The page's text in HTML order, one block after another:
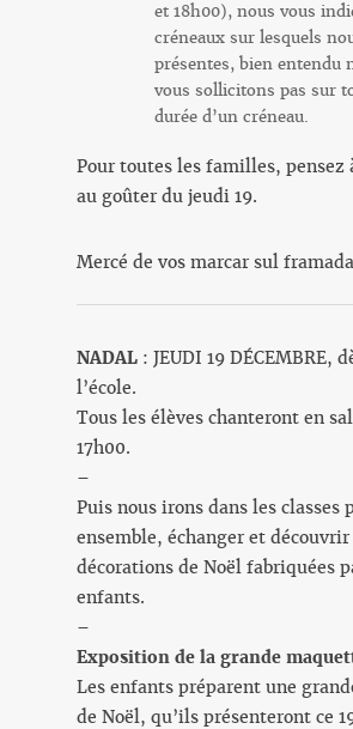
et 18h00), nous vous
créneaux sur lesquels
présentes, bien entendu
vous sollicitons pas sur
durée d’un créneau.
Pour toutes les familles, pensez
au goûter du jeudi 19.
Mercé de vos marcar sul
NADAL : JEUDI 19 DÉCEMBRE,
l’école.
Tous les élèves chanteront en
17h00.
–
Puis nous irons dans les classes
ensemble, échanger et découvrir
décorations de Noël fabriquées
enfants.
–
Exposition de la grande
Les enfants préparent une
de Noël, qu’ils présenteront ce